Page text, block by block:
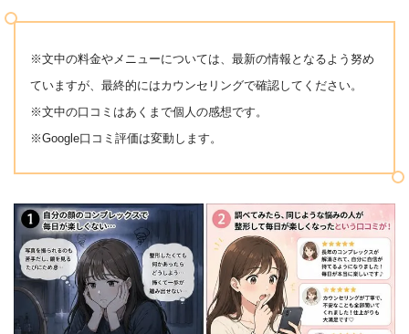
※文中の料金やメニューについては、最新の情報となるよう努め
ていますが、最終的にはカウンセリングで確認してください。
※文中の口コミはあくまで個人の感想です。
※Google口コミ評価は変動します。